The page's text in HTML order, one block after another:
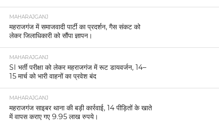
MAHARAJGANJ
महराजगंज में समाजवादी पार्टी का प्रदर्शन, गैस संकट को
लेकर जिलाधिकारी को सौंपा ज्ञापन।
MAHARAJGANJ
SI भर्ती परीक्षा को लेकर महराजगंज में रूट डायवर्जन, 14–
15 मार्च को भारी वाहनों का प्रवेश बंद
MAHARAJGANJ
महराजगंज साइबर थाना की बड़ी कार्रवाई, 14 पीड़ितों के खाते
में वापस कराए गए 9.95 लाख रुपये।